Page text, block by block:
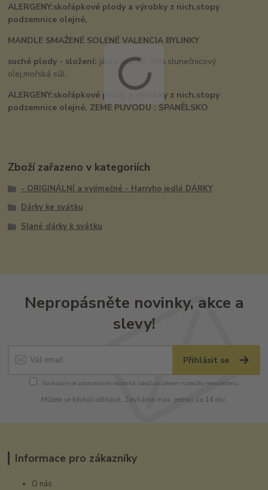
ALERGENY:skořápkové plody a výrobky z nich,stopy
podzemnice olejné,
MANDLE SMAŽENÉ SOLENÉ VALENCIA BYLINKY
suché plody - složení: jádra mandlí 98%,slunečnicový
olej,mořská sůl,
ALERGENY:skořápkové plody a výrobky z nich,stopy
podzemnice olejné, ZEMĚ PŮVODU : ŠPANĚLSKO
Zboží zařazeno v kategoriích
- ORIGINÁLNÍ a vyjímečné - Harryho jedlé DÁRKY
Dárky ke svátku
Slané dárky k svátku
Nepropásněte novinky, akce a
slevy!
Přihlásit se
Souhlasím se zpracováním osobních údajůza účelem rozesílky newsletteru.
Můžete se kdykoli odhlásit. Zasíláme max. jednou za 14 dní.
Informace pro zákazníky
O nás